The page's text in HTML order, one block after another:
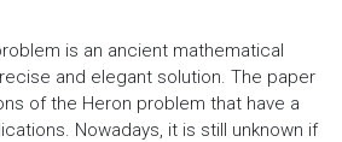
is an ancient mathematical
and elegant solution. The paper
of the Heron problem that have a
Nowadays, it is still unknown if